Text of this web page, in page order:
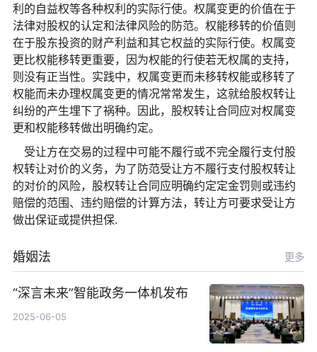
利的自益权等各种权利的实际行使。权属变更的价值在于
法律对股权的认定和法律风险的防范。权能移转的价值则
在于股东投资的财产利益和其它权益的实际行使。权属变
更比权能移转更重要，因为权能的行使若无权属的支持，
则没有正当性。实践中，权属变更而未移转权能或移转了
权能而未办理权属变更的情况常常发生，这就给股权转让
纠纷的产生埋下了祸种。因此，股权转让合同应对权属变
更和权能移转做出明确约定。
受让方在交易的过程中可能不履行或不完全履行支付股
权转让对价的义务，为了防范受让方不履行支付股权转让
的对价的风险，股权转让合同应明确约定定金罚则或违约
赔偿的范围、违约赔偿的计算方法，转让方可要求受让方
做出保证或提供担保.
婚姻法 更多
“深言未来”智能政务一体机发布
2025-06-05